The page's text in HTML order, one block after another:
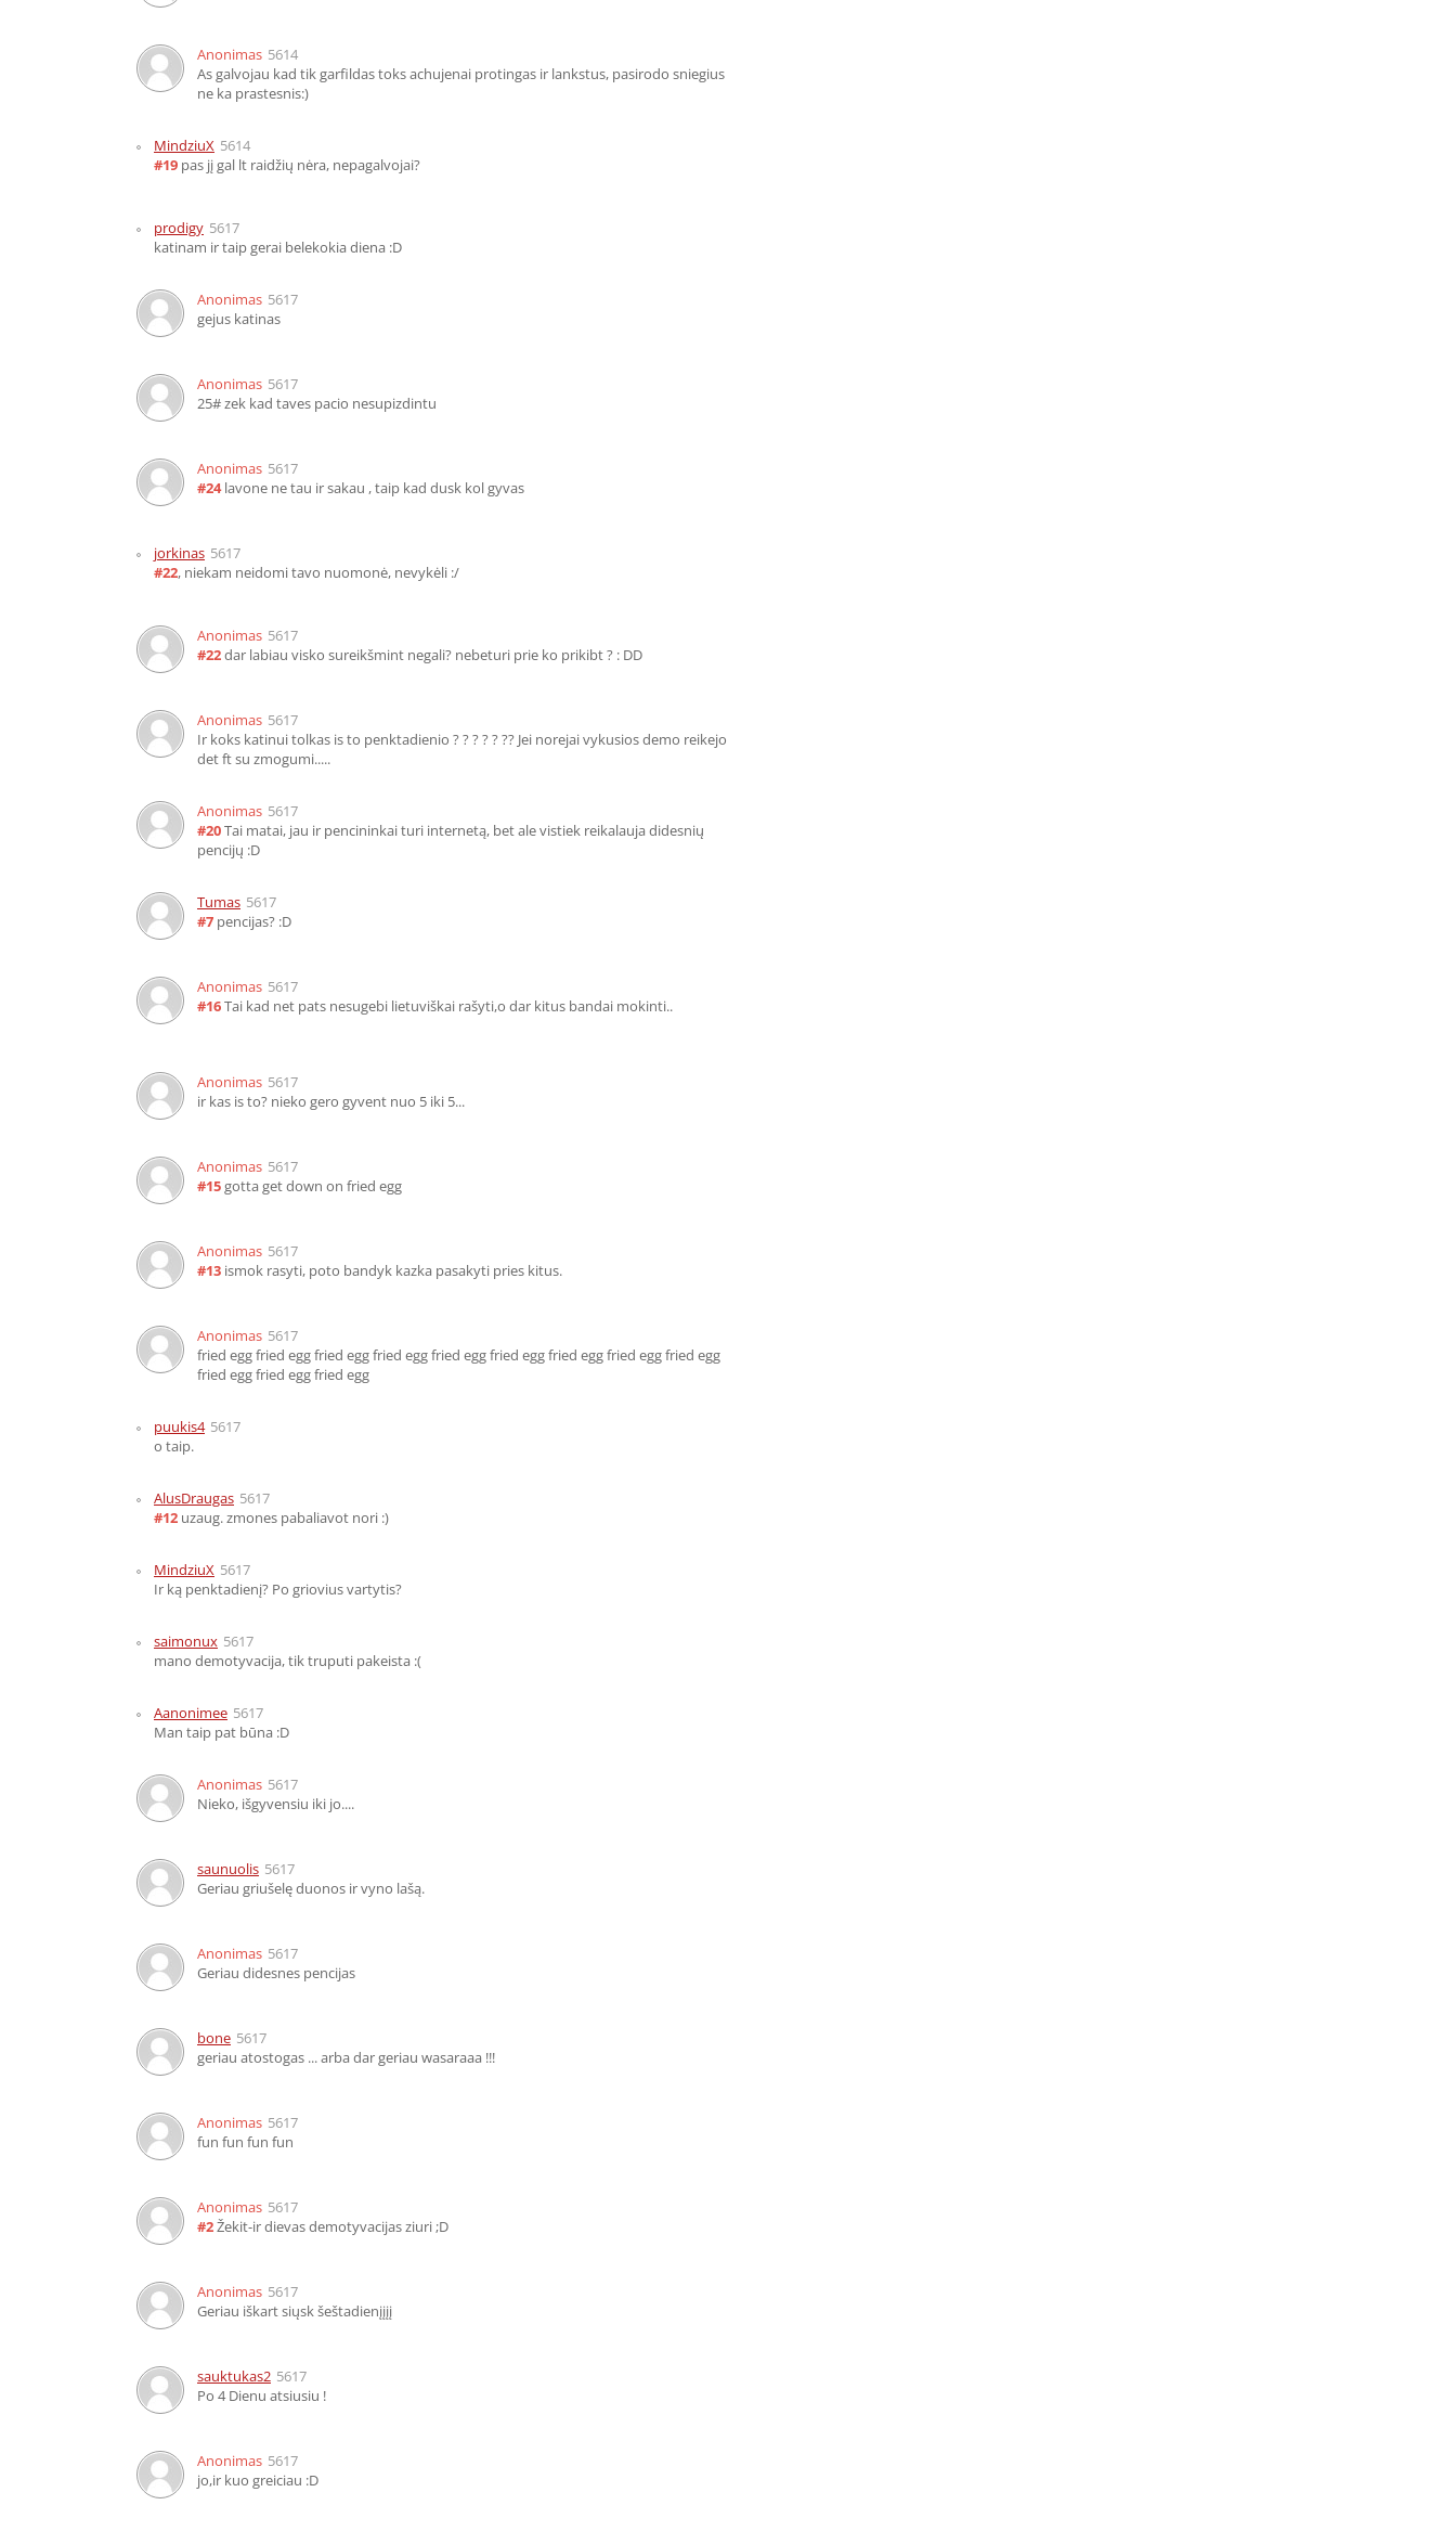
Anonimas 5614
As galvojau kad tik garfildas toks achujenai protingas ir lankstus, pasirodo sniegius
ne ka prastesnis:)
MindziuX 5614
#19 pas jį gal lt raidžių nėra, nepagalvojai?
prodigy 5617
katinam ir taip gerai belekokia diena :D
Anonimas 5617
gejus katinas
Anonimas 5617
25# zek kad taves pacio nesupizdintu
Anonimas 5617
#24lavone ne tau ir sakau , taip kad dusk kol gyvas
jorkinas 5617
#22, niekam neidomi tavo nuomonė, nevykėli :/
Anonimas 5617
#22dar labiau visko sureikšmint negali? nebeturi prie ko prikibt ? : DD
Anonimas 5617
Ir koks katinui tolkas is to penktadienio ? ? ? ? ? ?? Jei norejai vykusios demo reikejo
det ft su zmogumi.....
Anonimas 5617
#20Tai matai, jau ir pencininkai turi internetą, bet ale vistiek reikalauja didesnių
pencijų :D
Tumas 5617
#7 pencijas? :D
Anonimas 5617
#16Tai kad net pats nesugebi lietuviškai rašyti,o dar kitus bandai mokinti..
Anonimas 5617
ir kas is to? nieko gero gyvent nuo 5 iki 5...
Anonimas 5617
#15gotta get down on fried egg
Anonimas 5617
#13 ismok rasyti, poto bandyk kazka pasakyti pries kitus.
Anonimas 5617
fried egg fried egg fried egg fried egg fried egg fried egg fried egg fried egg fried egg
fried egg fried egg fried egg
puukis4 5617
o taip.
AlusDraugas 5617
#12 uzaug. zmones pabaliavot nori :)
MindziuX 5617
Ir ką penktadienį? Po griovius vartytis?
saimonux 5617
mano demotyvacija, tik truputi pakeista :(
Aanonimee 5617
Man taip pat būna :D
Anonimas 5617
Nieko, išgyvensiu iki jo....
saunuolis 5617
Geriau griušelę duonos ir vyno lašą.
Anonimas 5617
Geriau didesnes pencijas
bone 5617
geriau atostogas ... arba dar geriau wasaraaa !!!
Anonimas 5617
fun fun fun fun
Anonimas 5617
#2Žekit-ir dievas demotyvacijas ziuri;D
Anonimas 5617
Geriau iškart siųsk šeštadienįįįį
sauktukas2 5617
Po 4 Dienu atsiusiu !
Anonimas 5617
jo,ir kuo greiciau :D